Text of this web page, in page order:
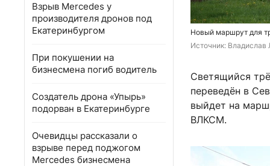
Взрыв Mercedes у
производителя дронов под
Екатеринбургом
При покушении на
бизнесмена погиб водитель
Создатель дрона «Упырь»
подорван в Екатеринбурге
Очевидцы рассказали о
взрыве перед поджогом
Mercedes бизнесмена
Новый маршрут для
Источник: Владислав
Светящийся
переведён в
выйдет на
ВЛКСМ.